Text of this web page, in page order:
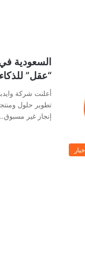
السعودية
“عقل”
أعلنت شركة
تطوير حلول
إنجاز غير